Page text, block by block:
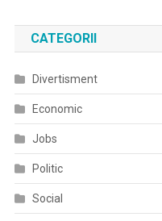
CATEGORII
Divertisment
Economic
Jobs
Politic
Social